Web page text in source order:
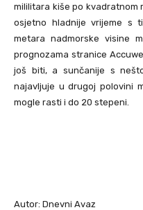
mililitara kiše po kvadratnom
osjetno hladnije vrijeme s
metara nadmorske visine
prognozama stranice
još biti, a sunčanije s
najavljuje u drugoj polovini
mogle rasti i do 20 stepeni.
Autor: Dnevni Avaz